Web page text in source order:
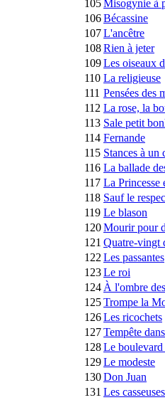
105Misogynie à
106Bécassine
107L'ancêtre
108Rien à jeter
109Les oiseaux
110 La religieuse
111 Pensées des
112 La rose, la
113 Sale petit
114 Fernande
115 Stances à un
116 La ballade
117 La Princesse
118 Sauf le
119 Le blason
120Mourir pour
121 Quatre-vingt
122 Les passantes
123Le roi
124 À l'ombre
125Trompe la
126Les ricochets
127Tempête
128Le boulevard
129Le modeste
130Don Juan
131 Les casseuses